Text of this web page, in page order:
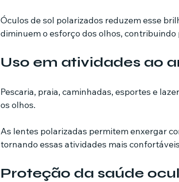
Óculos de sol polarizados reduzem esse
diminuem o esforço dos olhos,
Uso em atividades ao
Pescaria, praia, caminhadas, esportes e
os olhos.
As lentes polarizadas permitem enxergar
tornando essas atividades mais
Proteção da saúde